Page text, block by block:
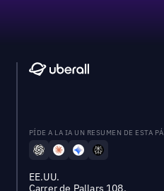
PÍDE A LA IA UN RESUMEN DE ESTA
EE.UU.
Carrer de Pallars 108,